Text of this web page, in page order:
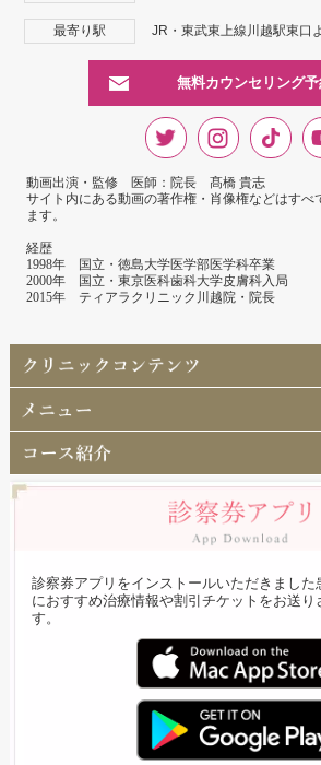
最寄り駅 JR・東武東上線川越駅東口
無料カウンセリング
動画出演・監修 医師：院長 髙橋 貴志
サイト内にある動画の著作権・肖像権などはすべ
ます。
経歴
1998年 国立・徳島大学医学部医学科卒業
2000年 国立・東京医科歯科大学皮膚科入局
2015年 ティアラクリニック川越院・院長
診察券アプリをインストールいただきました
におすすめ治療情報や割引チケットをお送り
す。